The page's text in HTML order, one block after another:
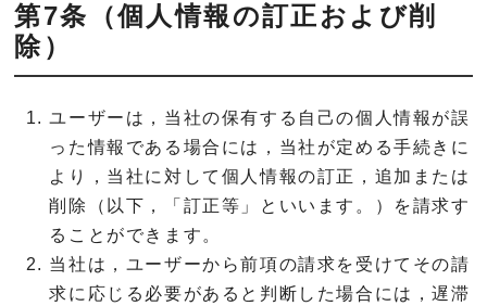
第7条（個人情報の訂正および削
除）
ユーザーは，当社の保有する自己の個人情報が誤
った情報である場合には，当社が定める手続きに
より，当社に対して個人情報の訂正，追加または
削除（以下，「訂正等」といいます。）を請求す
ることができます。
当社は，ユーザーから前項の請求を受けてその請
求に応じる必要があると判断した場合には，遅滞